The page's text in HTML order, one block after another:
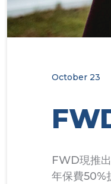
October 23
FWD現推
年保費50%